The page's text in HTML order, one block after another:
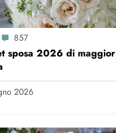
857
sposa 2026 di maggior
2026